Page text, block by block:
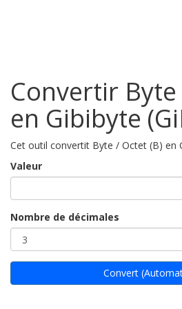
Convertir
en Gibibyte
Cet outil convertit Byte / Octet (B) en
Valeur
Nombre de décimales
Convert